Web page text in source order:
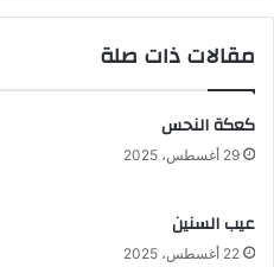
مقالات ذات صلة
كعكة النحس
29 أغسطس، 2025
عيب السنين
22 أغسطس، 2025